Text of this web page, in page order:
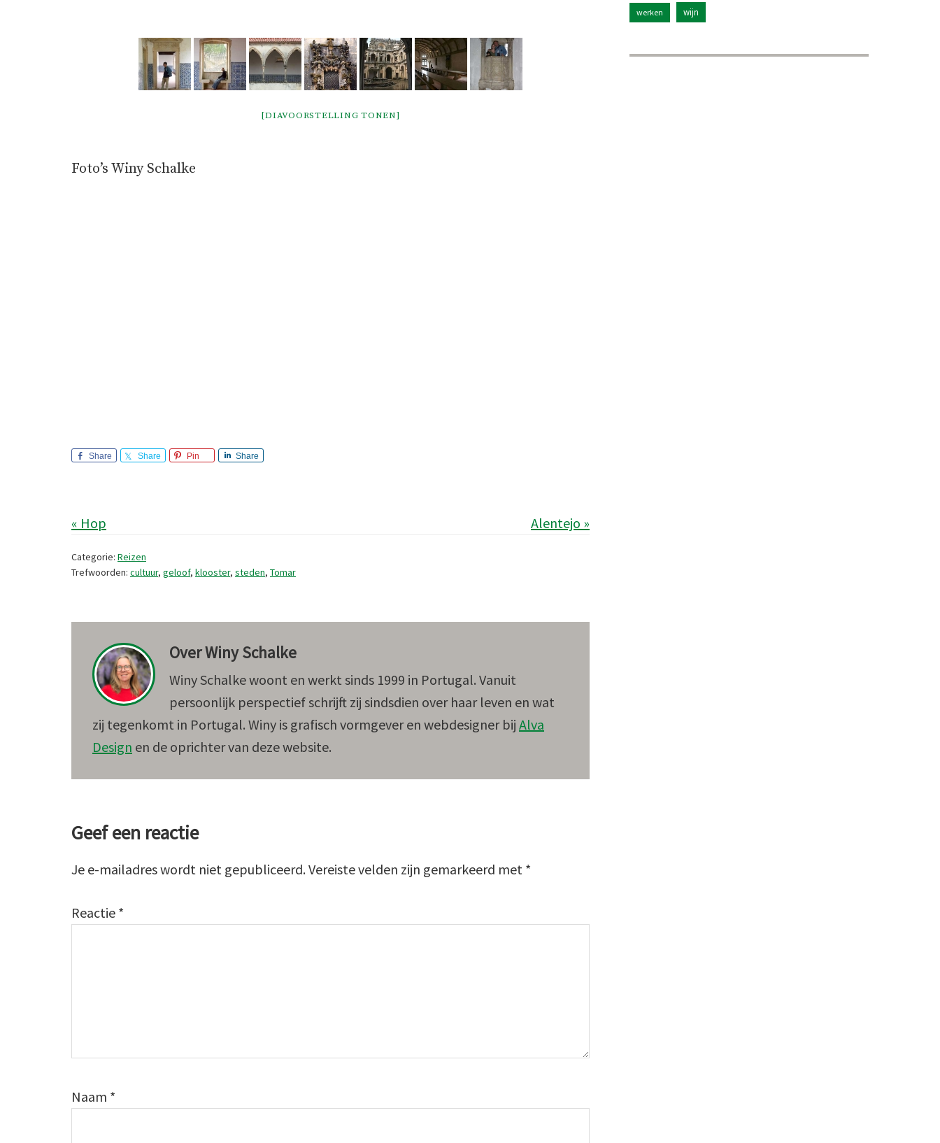
[DIAVOORSTELLING TONEN]
Foto’s Winy Schalke
Share Share Pin Share
« Hop Alentejo »
Categorie: Reizen
Trefwoorden: cultuur, geloof, klooster, steden, Tomar
OverWiny Schalke
Winy Schalke woont en werkt sinds 1999 in Portugal. Vanuit
persoonlijk perspectief schrijft zij sindsdien over haar leven en wat
zij tegenkomt in Portugal. Winy is grafisch vormgever en webdesigner bij Alva
Design en de oprichter van deze website.
Lees
Interacties
Geef een reactie
Je e-mailadres wordt niet gepubliceerd.Vereiste velden zijn gemarkeerd met *
Reactie *
Naam *
werken wijn